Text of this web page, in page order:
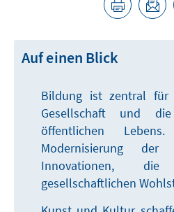
Auf einen Blick
Bildung ist zentral
Gesellschaft und
öffentlichen
Modernisierung der
Innovationen,
gesellschaftlichen